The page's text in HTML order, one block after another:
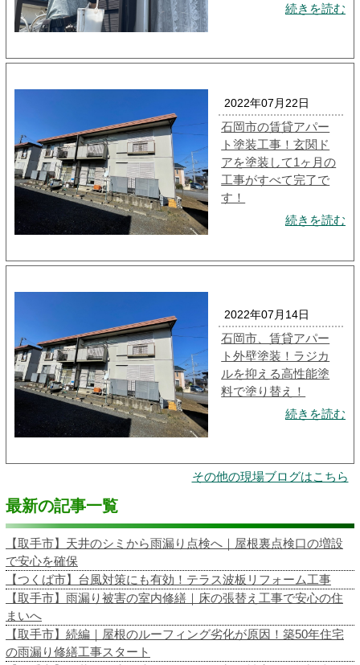
続きを読む
2022年07月22日
石岡市の賃貸アパー
ト塗装工事！玄関ド
アを塗装して1ヶ月の
工事がすべて完了で
す！
続きを読む
2022年07月14日
石岡市、賃貸アパー
ト外壁塗装！ラジカ
ルを抑える高性能塗
料で塗り替え！
続きを読む
その他の現場ブログはこちら
最新の記事一覧
【取手市】天井のシミから雨漏り点検へ｜屋根裏点検口の増設
で安心を確保
【つくば市】台風対策にも有効！テラス波板リフォーム工事
【取手市】雨漏り被害の室内修繕｜床の張替え工事で安心の住
まいへ
【取手市】続編｜屋根のルーフィング劣化が原因！築50年住宅
の雨漏り修繕工事スタート